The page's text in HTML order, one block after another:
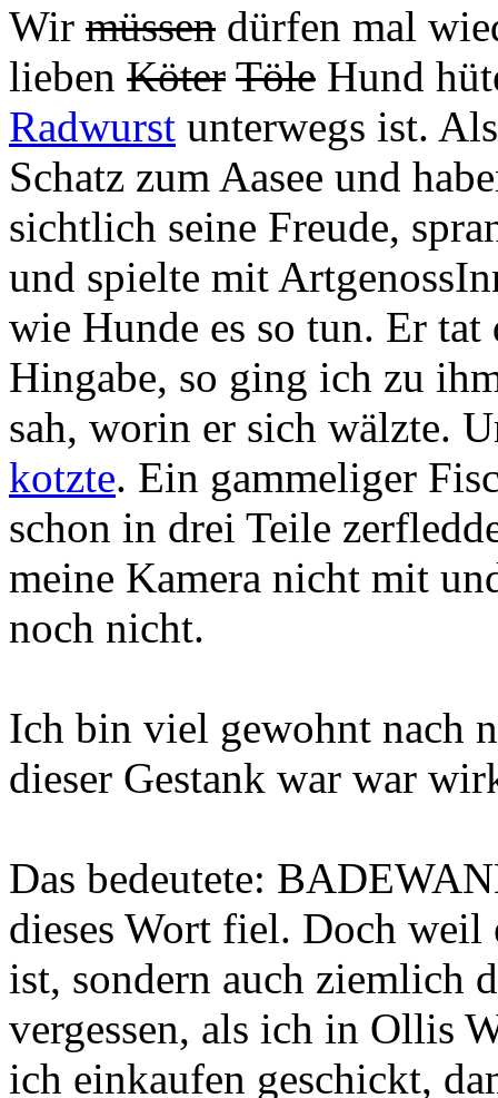
Wir müssen dürfen mal
lieben Köter Töle Hund
Radwurst unterwegs ist.
Schatz zum Aasee und
sichtlich seine Freude,
und spielte mit
wie Hunde es so tun. Er
Hingabe, so ging ich zu
sah, worin er sich wälzte.
kotzte. Ein gammeliger
schon in drei Teile
meine Kamera nicht mit
noch nicht.
Ich bin viel gewohnt nach
dieser Gestank war war
Das bedeutete:
dieses Wort fiel. Doch
ist, sondern auch ziemlich
vergessen, als ich in Ollis
ich einkaufen geschickt,